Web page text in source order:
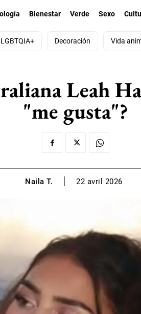
Bienestar Verde Sexo
LGBTQIA+ Decoración Vida
Leah
"me gusta"?
Naila T. 22 avril 2026